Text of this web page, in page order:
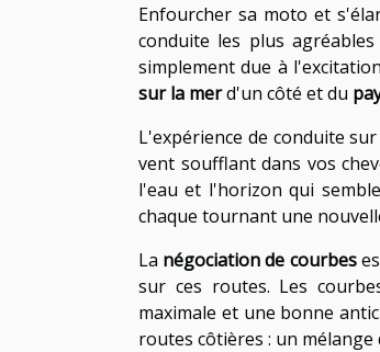
Enfourcher sa moto et
conduite les plus
simplement due à
sur la merd'un côté et du
L'expérience de conduite
vent soufflant dans vos
l'eau et l'horizon qui
chaque tournant une
La négociation de courbes
sur ces routes. Les
maximale et une bonne
routes côtières : un